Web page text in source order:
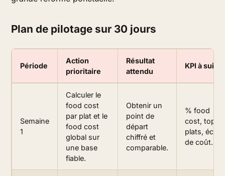
Plan de pilotage sur 30 jours
Période
Action
prioritaire
Résultat
attendu
KPI à
Semaine
1
Calculer le
food cost
par plat et le
food cost
global sur
une base
fiable.
Obtenir un
point de
départ
chiffré et
comparable.
% food
cost, top
plats,
de coût.